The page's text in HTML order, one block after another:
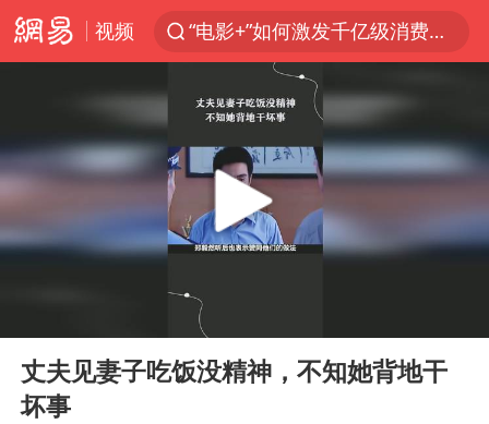
视频
“电影+”如何激发千亿级消费新活力？
台风白海豚加强
中国女篮70-67险胜尼日利亚女篮
四川宜宾高县4.9级地震致1死
名创优品回应女子吐槽内裤质量差
秋天的第一杯奶茶到底有多火
国防部：中国军队坚决反制任何闹海挑衅图谋
Play
丈夫见妻子吃饭没精神，不知她背地干
坏事